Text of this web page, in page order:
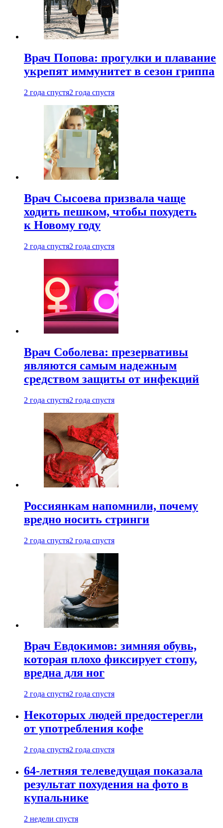
Врач Попова: прогулки и плавание
укрепят иммунитет в сезон гриппа
2 года спустя2 года спустя
Врач Сысоева призвала чаще
ходить пешком, чтобы похудеть
к Новому году
2 года спустя2 года спустя
Врач Соболева: презервативы
являются самым надежным
средством защиты от инфекций
2 года спустя2 года спустя
Россиянкам напомнили, почему
вредно носить стринги
2 года спустя2 года спустя
Врач Евдокимов: зимняя обувь,
которая плохо фиксирует стопу,
вредна для ног
2 года спустя2 года спустя
Некоторых людей предостерегли
от употребления кофе
2 года спустя2 года спустя
64-летняя телеведущая показала
результат похудения на фото в
купальнике
2 недели спустя